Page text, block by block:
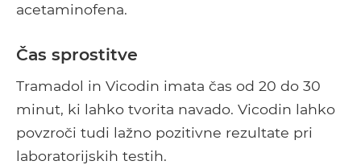
acetaminofena.
Čas sprostitve
Tramadol in Vicodin imata čas od 20 do 30
minut, ki lahko tvorita navado. Vicodin lahko
povzroči tudi lažno pozitivne rezultate pri
laboratorijskih testih.